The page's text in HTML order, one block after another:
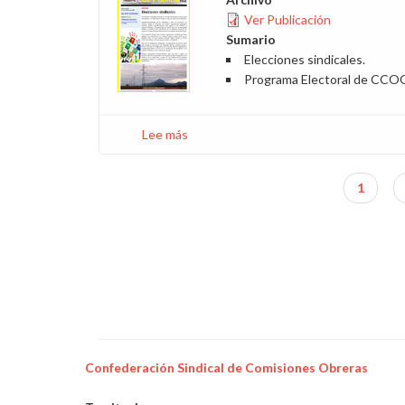
Ver Publicación
Sumario
Elecciones sindicales.
Programa Electoral de
Lee más
Página
actual
1
Confederación Sindical de Comisiones Obreras